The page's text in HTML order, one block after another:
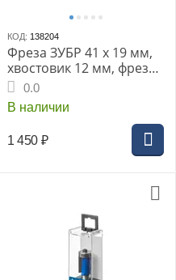
КОД: 138204
Фреза ЗУБР 41 x 19 мм,
хвостовик 12 мм, фреза
комб. пазо-шиповая,
Профессионал (28732-
41)
0.0
В наличии
1 450 ₽